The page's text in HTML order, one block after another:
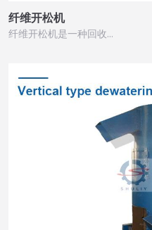
纤维开松机
纤维开松机是一种回收…